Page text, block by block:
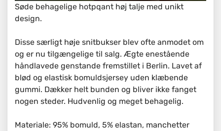
Søde behagelige hotpqant høj talje med unikt
design.
Disse særligt høje snitbukser blev ofte anmodet om
og er nu tilgængelige til salg. Ægte enestående
håndlavede genstande fremstillet i Berlin. Lavet af
blød og elastisk bomuldsjersey uden klæbende
gummi. Dækker helt bunden og bliver ikke fanget
nogen steder. Hudvenlig og meget behagelig.
Materiale: 95% bomuld, 5% elastan, manchetter